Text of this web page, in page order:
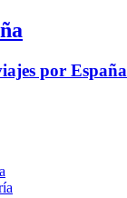
por España